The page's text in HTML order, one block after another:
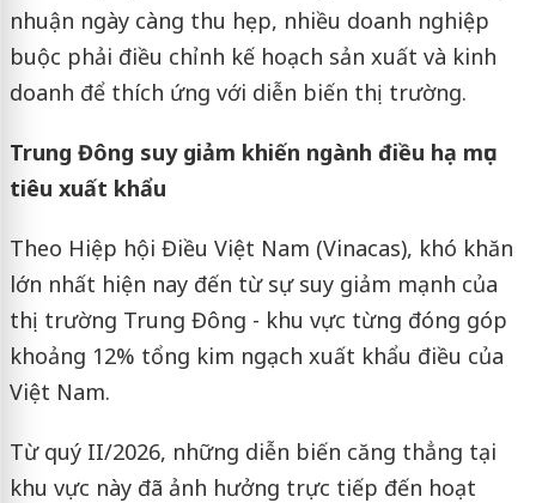
nhuận ngày càng thu hẹp, nhiều doanh nghiệp
buộc phải điều chỉnh kế hoạch sản xuất và kinh
doanh để thích ứng với diễn biến thị trường.
Trung Đông suy giảm khiến ngành điều hạ mục
tiêu xuất khẩu
Theo Hiệp hội Điều Việt Nam (Vinacas), khó khăn
lớn nhất hiện nay đến từ sự suy giảm mạnh của
thị trường Trung Đông - khu vực từng đóng góp
khoảng 12% tổng kim ngạch xuất khẩu điều của
Việt Nam.
Từ quý II/2026, những diễn biến căng thẳng tại
khu vực này đã ảnh hưởng trực tiếp đến hoạt